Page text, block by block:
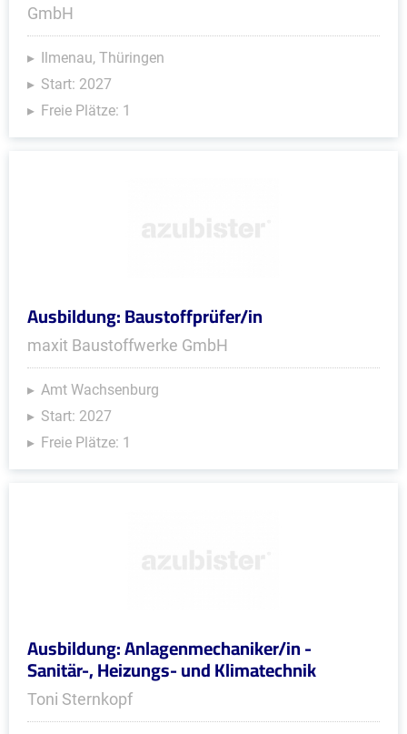
GmbH
Ilmenau, Thüringen
Start: 2027
Freie Plätze: 1
Ausbildung: Baustoffprüfer/in
maxit Baustoffwerke GmbH
Amt Wachsenburg
Start: 2027
Freie Plätze: 1
Ausbildung: Anlagenmechaniker/in -
Sanitär-, Heizungs- und Klimatechnik
Toni Sternkopf